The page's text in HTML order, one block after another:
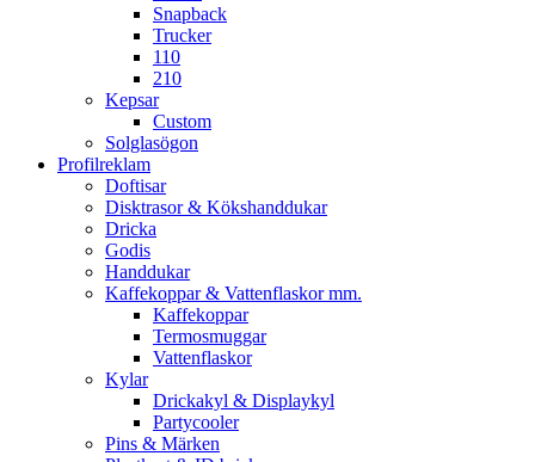
Snapback
Trucker
110
210
Kepsar
Custom
Solglasögon
Profilreklam
Doftisar
Disktrasor & Kökshanddukar
Dricka
Godis
Handdukar
Kaffekoppar & Vattenflaskor mm.
Kaffekoppar
Termosmuggar
Vattenflaskor
Kylar
Drickakyl & Displaykyl
Partycooler
Pins & Märken